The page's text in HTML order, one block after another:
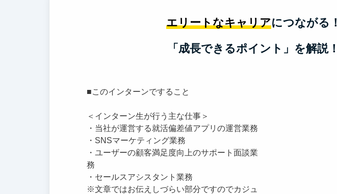
エリートなキャリアにつながる！
「成長できるポイント」を解説！
■このインターンですること
＜インターン生が行う主な仕事＞
・当社が運営する就活偏差値アプリの運営業務
・SNSマーケティング業務
・ユーザーの顧客満足度向上のサポート面談業
務
・セールスアシスタント業務
※文章ではお伝えしづらい部分ですのでカジュ